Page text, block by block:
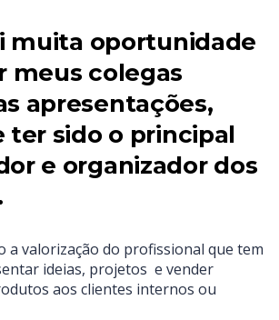
muita oportunidade
meus colegas
apresentações,
ter sido o principal
e organizador dos
a valorização do profissional que tem
ideias, projetos e vender
aos clientes internos ou